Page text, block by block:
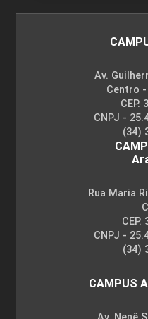
Av.
Centro -
CEP.
CNPJ -
(34)
Rua Maria
CEP.
CNPJ -
(34)
CAMPUS